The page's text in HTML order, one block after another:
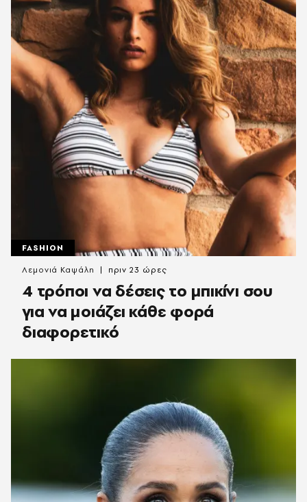
FASHION
4 τρόποι να δέσεις το μπικίνι σου
για να μοιάζει κάθε φορά
διαφορετικό
Λεμονιά Καψάλη πριν 23 ώρες